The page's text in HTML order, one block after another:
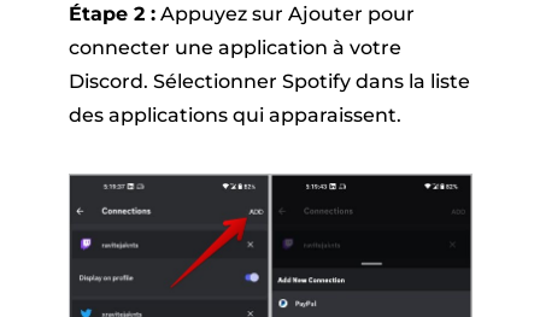
Étape 2 :Appuyez sur Ajouter pour
connecter une application à votre
Discord. Sélectionner Spotify dans la liste
des applications qui apparaissent.